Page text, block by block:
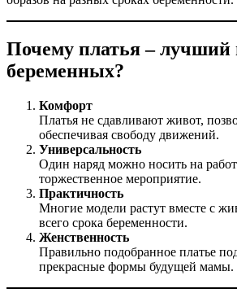
Почему платья – лучший
беременных?
Комфорт
Платья не сдавливают живот,
обеспечивая свободу движений.
Универсальность
Один наряд можно носить на
торжественное мероприятие.
Практичность
Многие модели растут вместе с
всего срока беременности.
Женственность
Правильно подобранное платье
прекрасные формы будущей мамы.